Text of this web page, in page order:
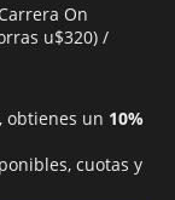
On
u$320) /
, obtienes un 10%
cuotas y